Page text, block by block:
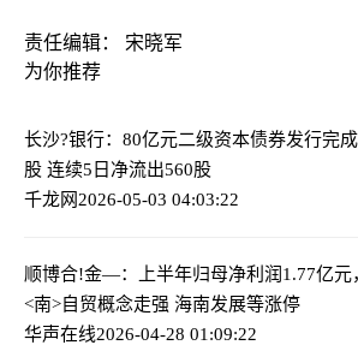
责任编辑： 宋晓军
为你推荐
长沙?银行：80亿元二级资本债券发行完成
股 连续5日净流出560股
千龙网2026-05-03 04:03:22
顺博合!金—：上半年归母净利润1.77亿元
<南>自贸概念走强 海南发展等涨停
华声在线2026-04-28 01:09:22